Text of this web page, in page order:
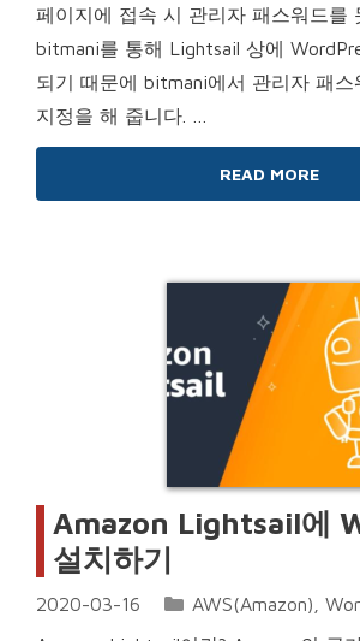
페이지에 접속 시 관리자 패스워드를
bitmani를 통해 Lightsail 상에
되기 때문에 bitmani에서 관리자 패스
지정을 해 줍니다. …
READ MORE
Amazon Lightsail에
설치하기
2020-03-16 Categories
AWS(Amazon)